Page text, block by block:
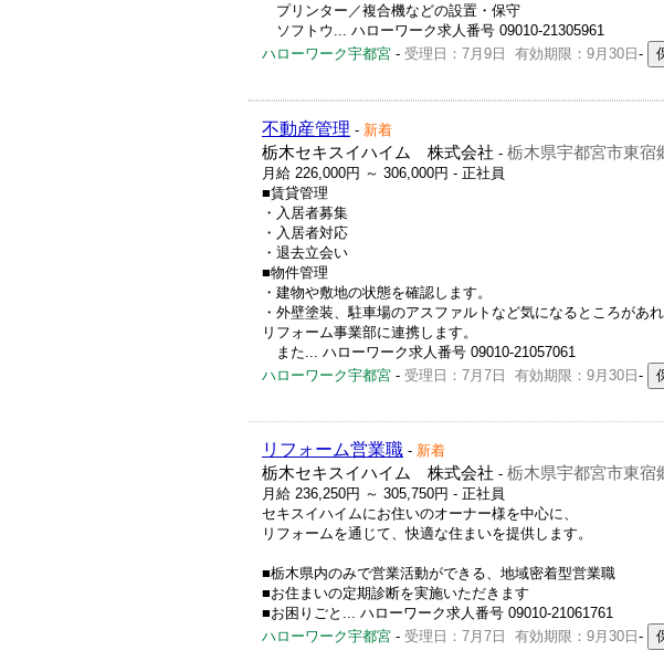
プリンター／複合機などの設置・保守
ソフトウ... ハローワーク求人番号 09010-21305961
ハローワーク宇都宮 - 受理日：7月9日 有効期限：9月30日 -
不動産管理 - 新着
栃木セキスイハイム 株式会社 - 栃木県宇都宮市東
月給 226,000円 ～ 306,000円 - 正社員
■賃貸管理
・入居者募集
・入居者対応
・退去立会い
■物件管理
・建物や敷地の状態を確認します。
・外壁塗装、駐車場のアスファルトなど気になるところがあれ
リフォーム事業部に連携します。
また... ハローワーク求人番号 09010-21057061
ハローワーク宇都宮 - 受理日：7月7日 有効期限：9月30日 -
リフォーム営業職 - 新着
栃木セキスイハイム 株式会社 - 栃木県宇都宮市東
月給 236,250円 ～ 305,750円 - 正社員
セキスイハイムにお住いのオーナー様を中心に、
リフォームを通じて、快適な住まいを提供します。
■栃木県内のみで営業活動ができる、地域密着型営業職
■お住まいの定期診断を実施いただきます
■お困りごと... ハローワーク求人番号 09010-21061761
ハローワーク宇都宮 - 受理日：7月7日 有効期限：9月30日 -